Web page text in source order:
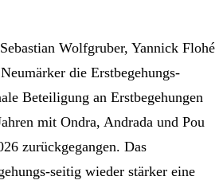
Wolfgruber, Yannick Flohé
die Erstbegehungs-
Beteiligung an Erstbegehungen
mit Ondra, Andrada und Pou
zurückgegangen. Das
seitig wieder stärker eine